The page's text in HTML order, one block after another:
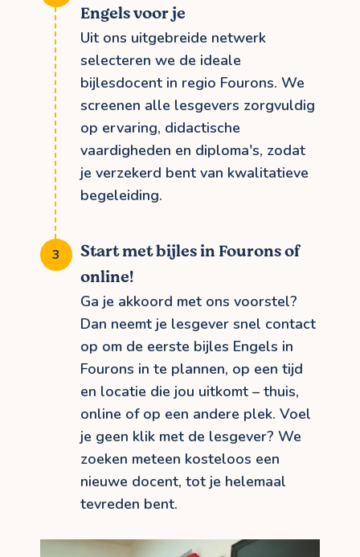
Engels voor je
Uit ons uitgebreide netwerk
selecteren we de ideale
bijlesdocent in regio Fourons. We
screenen alle lesgevers zorgvuldig
op ervaring, didactische
vaardigheden en diploma's, zodat
je verzekerd bent van kwalitatieve
begeleiding.
Start met bijles in Fourons of
online!
Ga je akkoord met ons voorstel?
Dan neemt je lesgever snel contact
op om de eerste bijles Engels in
Fourons in te plannen, op een tijd
en locatie die jou uitkomt – thuis,
online of op een andere plek. Voel
je geen klik met de lesgever? We
zoeken meteen kosteloos een
nieuwe docent, tot je helemaal
tevreden bent.